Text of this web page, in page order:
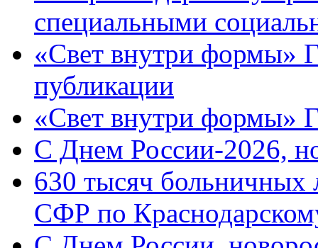
специальными
«Свет внутри формы»
публикации
«Свет внутри формы»
C Днем России-2026,
630 тысяч больничных
СФР по